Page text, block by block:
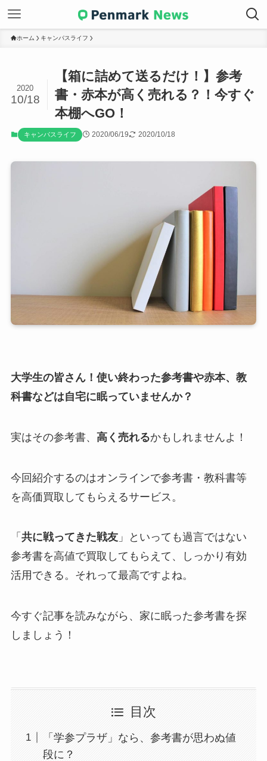
ホーム キャンパスライフ
【箱に詰めて送るだけ！】参考
書・赤本が高く売れる？！今すぐ
本棚へGO！
2020
10/18
キャンパスライフ 2020/06/19 2020/10/18
大学生の皆さん！使い終わった参考書や赤本、教
科書などは自宅に眠っていませんか？
実はその参考書、 高く売れるかもしれませんよ！
今回紹介するのはオンラインで参考書・教科書等
を高価買取してもらえるサービス。
「 共に戦ってきた戦友」といっても過言ではない
参考書を高値で買取してもらえて、しっかり有効
活用できる。それって最高ですよね。
今すぐ記事を読みながら、家に眠った参考書を探
しましょう！
目次
「学参プラザ」なら、参考書が思わぬ値
段に？